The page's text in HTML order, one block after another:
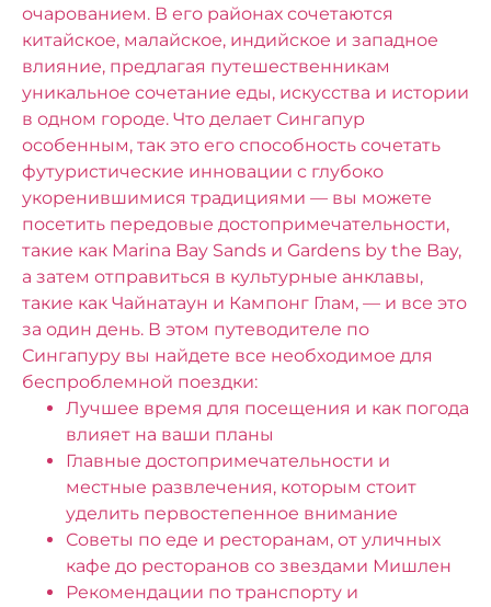
очарованием. В его районах сочетаются
китайское, малайское, индийское и западное
влияние, предлагая путешественникам
уникальное сочетание еды, искусства и истории
в одном городе. Что делает Сингапур
особенным, так это его способность сочетать
футуристические инновации с глубоко
укоренившимися традициями — вы можете
посетить передовые достопримечательности,
такие как Marina Bay Sands и Gardens by the Bay,
а затем отправиться в культурные анклавы,
такие как Чайнатаун ​​и Кампонг Глам, — и все это
за один день. В этом путеводителе по
Сингапуру вы найдете все необходимое для
беспроблемной поездки:
Лучшее время для посещения и как погода
влияет на ваши планы
Главные достопримечательности и
местные развлечения, которым стоит
уделить первостепенное внимание
Советы по еде и ресторанам, от уличных
кафе до ресторанов со звездами Мишлен
Рекомендации по транспорту и